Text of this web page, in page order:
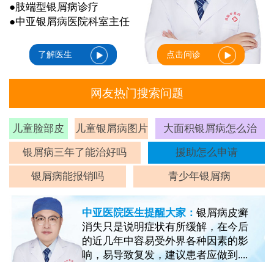
●肢端型银屑病诊疗
●中亚银屑病医院科室主任
了解医生 点击问诊
网友热门搜索问题
儿童脸部皮
癣
儿童银屑病图片 大面积银屑病怎么治
银屑病三年了能治好吗 援助怎么申请
银屑病能报销吗 青少年银屑病
中亚医院医生提醒大家：银屑病皮癣
消失只是说明症状有所缓解，在今后
的近几年中容易受外界各种因素的影
响，易导致复发，建议患者应做到....